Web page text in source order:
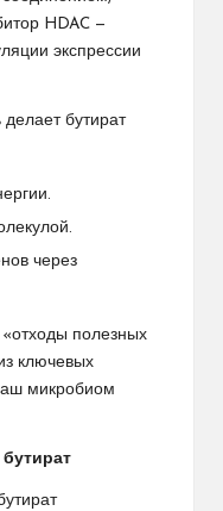
HDAC —
экспрессии
делает бутират
через
«отходы полезных
ключевых
микробиом